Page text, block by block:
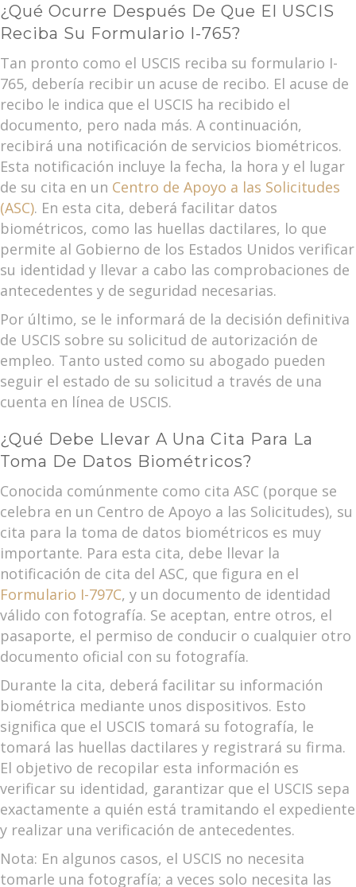
¿Qué Ocurre Después De Que El USCIS
Reciba Su Formulario I-765?
Tan pronto como el USCIS reciba su formulario I-
765, debería recibir un acuse de recibo. El acuse de
recibo le indica que el USCIS ha recibido el
documento, pero nada más. A continuación,
recibirá una notificación de servicios biométricos.
Esta notificación incluye la fecha, la hora y el lugar
de su cita en un Centro de Apoyo a las Solicitudes
(ASC). En esta cita, deberá facilitar datos
biométricos, como las huellas dactilares, lo que
permite al Gobierno de los Estados Unidos verificar
su identidad y llevar a cabo las comprobaciones de
antecedentes y de seguridad necesarias.
Por último, se le informará de la decisión definitiva
de USCIS sobre su solicitud de autorización de
empleo. Tanto usted como su abogado pueden
seguir el estado de su solicitud a través de una
cuenta en línea de USCIS.
¿Qué Debe Llevar A Una Cita Para La
Toma De Datos Biométricos?
Conocida comúnmente como cita ASC (porque se
celebra en un Centro de Apoyo a las Solicitudes), su
cita para la toma de datos biométricos es muy
importante. Para esta cita, debe llevar la
notificación de cita del ASC, que figura en el
Formulario I-797C, y un documento de identidad
válido con fotografía. Se aceptan, entre otros, el
pasaporte, el permiso de conducir o cualquier otro
documento oficial con su fotografía.
Durante la cita, deberá facilitar su información
biométrica mediante unos dispositivos. Esto
significa que el USCIS tomará su fotografía, le
tomará las huellas dactilares y registrará su firma.
El objetivo de recopilar esta información es
verificar su identidad, garantizar que el USCIS sepa
exactamente a quién está tramitando el expediente
y realizar una verificación de antecedentes.
Nota: En algunos casos, el USCIS no necesita
tomarle una fotografía; a veces solo necesita las